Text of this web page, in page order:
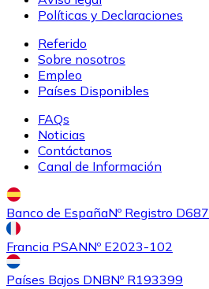
ComprarUniswap
UNI
Comprar
ETC
Políticas y Declaraciones
Referido
Sobre nosotros
Empleo
Países Disponibles
FAQs
Noticias
Contáctanos
Canal de Información
Banco de EspañaNº Registro D687
Francia PSANNº E2023-102
Países Bajos DNBNº R193399